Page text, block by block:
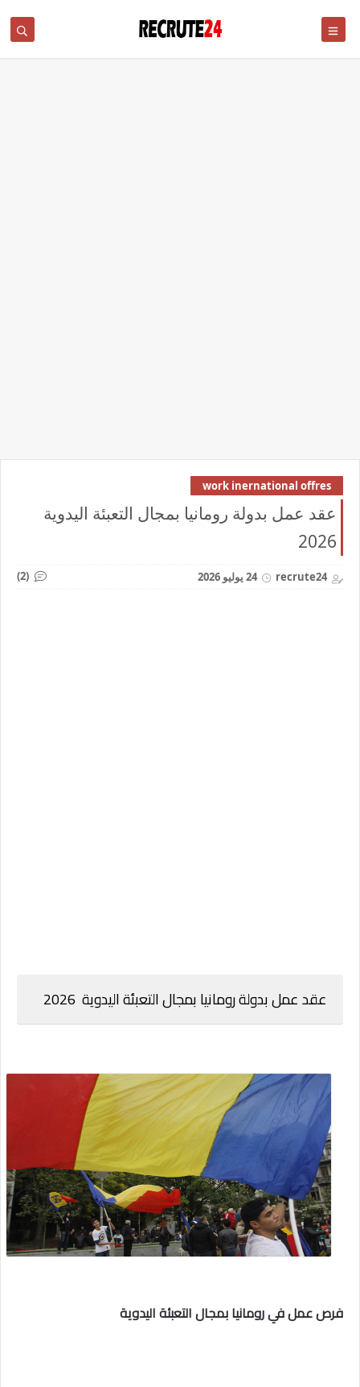
work inernational offres
عقد عمل بدولة رومانيا بمجال التعبئة اليدوية
2026
recrute24 24 يوليو 2026 (2)
عقد عمل بدولة رومانيا بمجال التعبئة اليدوية 2026
فرص عمل في رومانيا بمجال التعبئة اليدوية